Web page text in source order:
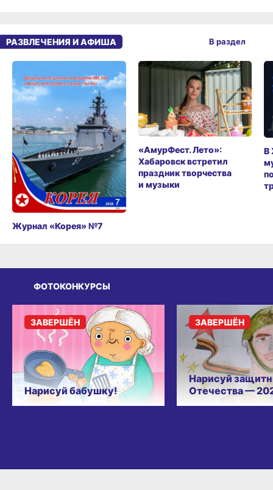
РАЗВЛЕЧЕНИЯ И АФИША
Журнал «Корея» №7
«АмурФест. Лето»:
Хабаровск встретил
праздник творчества
и музыки
В
В раздел
ФОТОКОНКУРСЫ
Нарисуй бабушку!
ЗАВЕРШЁН
Нарисуй
Отечества —
ЗАВЕРШЁН